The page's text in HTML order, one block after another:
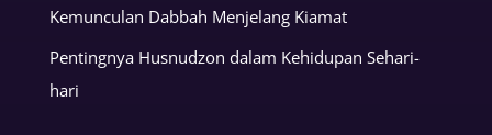
Kemunculan Dabbah Menjelang Kiamat
Pentingnya Husnudzon dalam Kehidupan Sehari-
hari